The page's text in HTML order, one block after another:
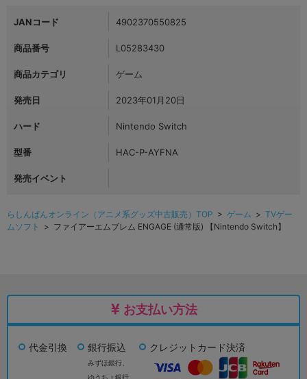
JANコード 4902370550825
商品番号 L05283430
商品カテゴリ ゲーム
発売日 2023年01月20日
ハード Nintendo Switch
型番 HAC-P-AYFNA
発売イベント
らしんばんオンライン（アニメ系グッズ中古販売）TOP > ゲーム > TVゲー
ムソフト
> ファイアーエムブレム ENGAGE (通常版) 【Nintendo Switch】
お支払い方法
代金引換 銀行振込
みずほ銀行、
ゆうちょ銀行
クレジットカード決済